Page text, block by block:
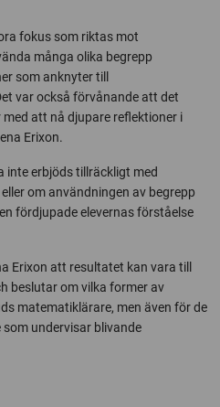
fokus som riktas mot
många olika begrepp
som anknyter till
var också förvånande att det
att nå djupare reflektioner i
Erixon.
inte erbjöds tillräckligt med
om användningen av begrepp
fördjupade elevernas förståelse
Erixon att resultatet kan vara till
beslutar om vilka former av
matematiklärare, men även för de
undervisar blivande